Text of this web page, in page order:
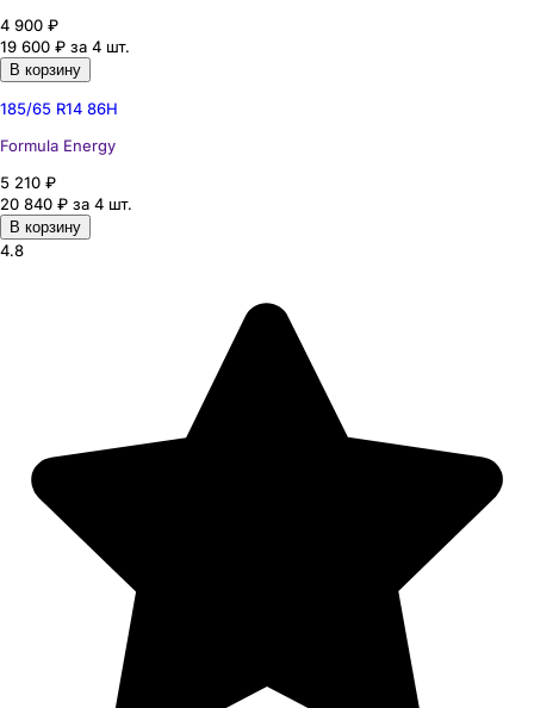
4 900 ₽
19 600 ₽ за 4 шт.
В корзину
185/65 R14 86H
Formula Energy
5 210 ₽
20 840 ₽ за 4 шт.
В корзину
4.8